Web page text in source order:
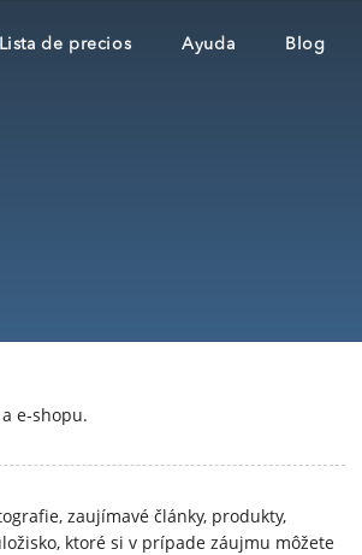
Lista de precios Ayuda Blog
e-shopu.
zaujímavé články, produkty,
ktoré si v prípade záujmu môžete